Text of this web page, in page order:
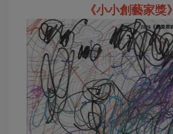
《小小創藝家獎》